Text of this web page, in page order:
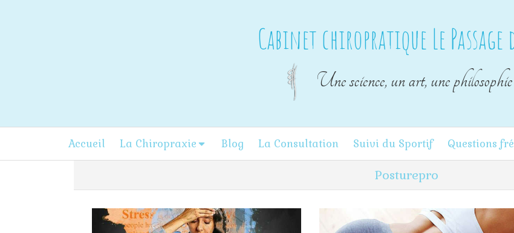
Cabinet chiropratique Le Passage
Une science, un art, une philosophie
Accueil La Chiropraxie Blog La Consultation Suivi du Sportif Questions
Posturepro